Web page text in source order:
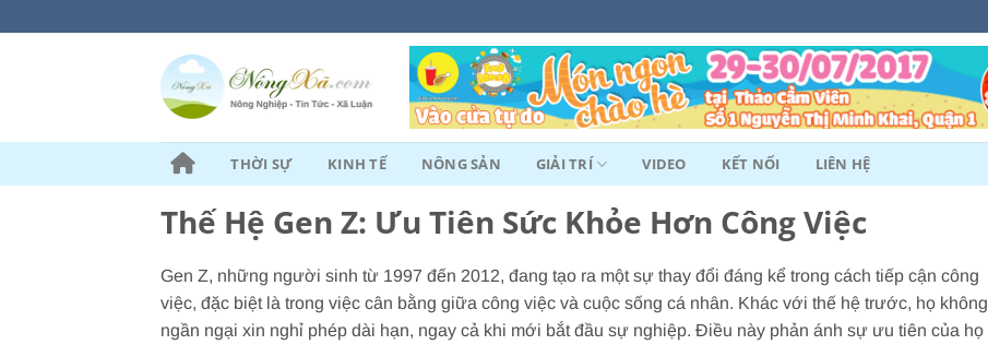
THỜI SỰ KINH TẾ NÔNG SẢN GIẢI TRÍ VIDEO KẾT NỐI LIÊN HỆ
Thế Hệ Gen Z: Ưu Tiên Sức Khỏe Hơn Công Việc
Gen Z, những người sinh từ 1997 đến 2012, đang tạo ra một sự thay đổi đáng kể trong cách tiếp cận công
việc, đặc biệt là trong việc cân bằng giữa công việc và cuộc sống cá nhân. Khác với thế hệ trước, họ không
ngần ngại xin nghỉ phép dài hạn, ngay cả khi mới bắt đầu sự nghiệp. Điều này phản ánh sự ưu tiên của họ